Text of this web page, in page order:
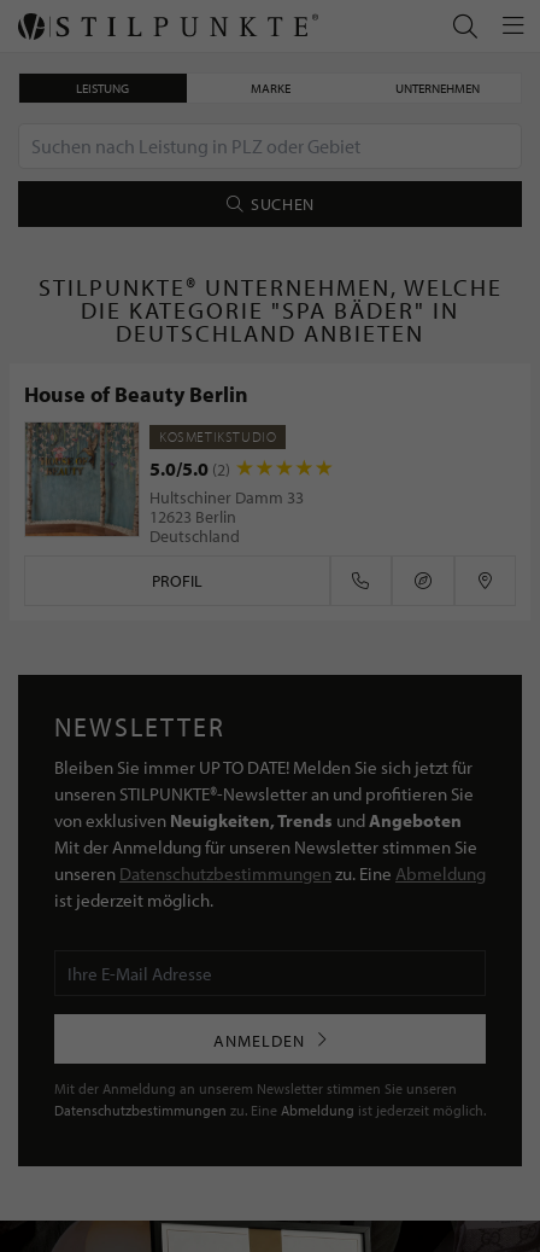
LEISTUNG MARKE UNTERNEHMEN
SUCHEN
STILPUNKTE® UNTERNEHMEN, WELCHE
DIE KATEGORIE "SPA BÄDER" IN
DEUTSCHLAND ANBIETEN
House of Beauty Berlin
KOSMETIKSTUDIO
5.0/5.0 (2)
Hultschiner Damm 33
12623 Berlin
Deutschland
PROFIL
NEWSLETTER
Bleiben Sie immer UP TO DATE! Melden Sie sich jetzt für
unseren STILPUNKTE®-Newsletter an und profitieren Sie
von exklusiven Neuigkeiten, Trends undAngeboten
Mit der Anmeldung für unseren Newsletter stimmen Sie
unseren Datenschutzbestimmungen zu. Eine Abmeldung
ist jederzeit möglich.
ANMELDEN
Mit der Anmeldung an unserem Newsletter stimmen Sie unseren
Datenschutzbestimmungen zu. Eine Abmeldung ist jederzeit möglich.